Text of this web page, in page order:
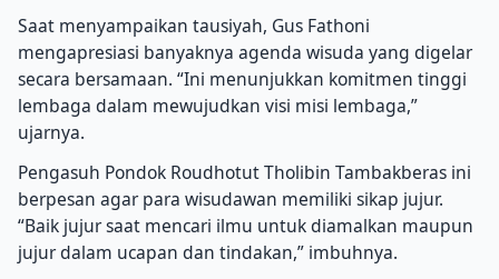
Saat menyampaikan tausiyah, Gus Fathoni
mengapresiasi banyaknya agenda wisuda yang digelar
secara bersamaan. “Ini menunjukkan komitmen tinggi
lembaga dalam mewujudkan visi misi lembaga,”
ujarnya.
Pengasuh Pondok Roudhotut Tholibin Tambakberas ini
berpesan agar para wisudawan memiliki sikap jujur.
“Baik jujur saat mencari ilmu untuk diamalkan maupun
jujur dalam ucapan dan tindakan,” imbuhnya.